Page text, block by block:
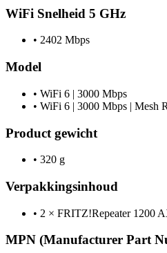
WiFi Snelheid 5 GHz
• 2402 Mbps
Model
• WiFi 6 | 3000 Mbps
• WiFi 6 | 3000 Mbps | Mesh
Product gewicht
• 320 g
Verpakkingsinhoud
• 2 × FRITZ!Repeater 1200
MPN (Manufacturer Part